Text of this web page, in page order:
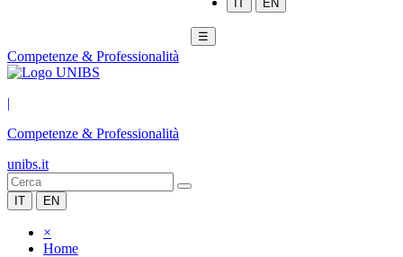
IT EN
☰
Competenze & Professionalità
|
Competenze & Professionalità
unibs.it
IT EN
×
Home